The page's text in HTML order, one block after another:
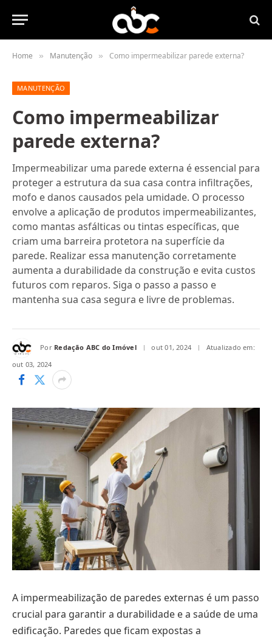
Home » Manutenção » Como impermeabilizar parede externa?
MANUTENÇÃO
Como impermeabilizar
parede externa?
Impermeabilizar uma parede externa é essencial para
proteger a estrutura da sua casa contra infiltrações,
mofo e danos causados pela umidade. O processo
envolve a aplicação de produtos impermeabilizantes,
como mantas asfálticas ou tintas específicas, que
criam uma barreira protetora na superfície da
parede. Realizar essa manutenção corretamente
aumenta a durabilidade da construção e evita custos
futuros com reparos. Siga o passo a passo e
mantenha sua casa segura e livre de problemas.
Por Redação ABC do Imóvel out 01, 2024
Atualizado em:
out 03, 2024
A impermeabilização de paredes externas é um passo
crucial para garantir a durabilidade e a saúde de uma
edificação. Paredes que ficam expostas a